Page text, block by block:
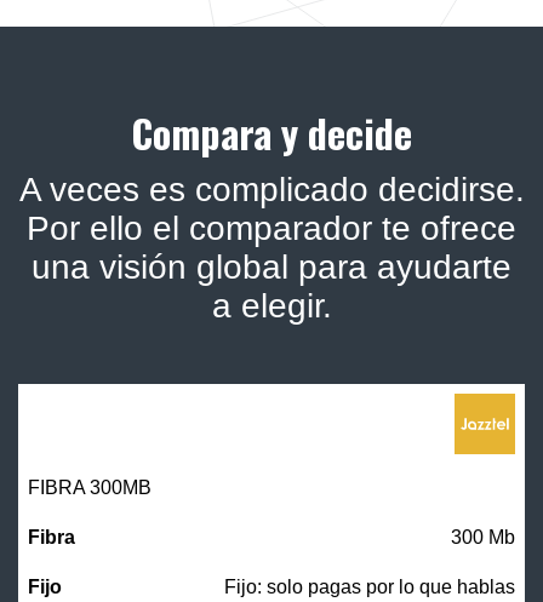
Compara y decide
A veces es complicado decidirse.
Por ello el comparador te ofrece
una visión global para ayudarte
a elegir.
FIBRA 300MB
300 Mb
Fijo: solo pagas por lo que hablas